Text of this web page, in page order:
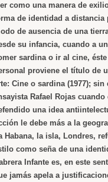
como una manera de
de identidad a distancia
de ausencia de una
su infancia, cuando a
sardina o ir al cine,
proviene el título de
Cine o sardina(1977); sin
Rafael Rojas
una idea
le debe más a la
Habana, la isla, Londres,
como seña de una
Infante es, en este
jamás apela a